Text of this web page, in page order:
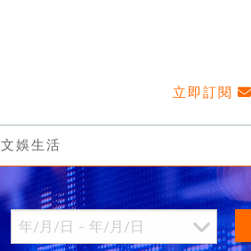
立即訂閱
文娛生活